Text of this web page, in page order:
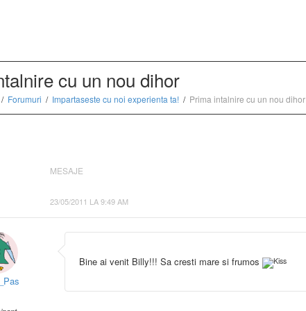
cu un nou dihor
Forumuri Impartaseste cu noi experienta ta! Prima intalnire cu un nou dihor
MESAJE
23/05/2011 LA 9:49 AM
Bine ai venit Billy!!! Sa cresti mare si frumos